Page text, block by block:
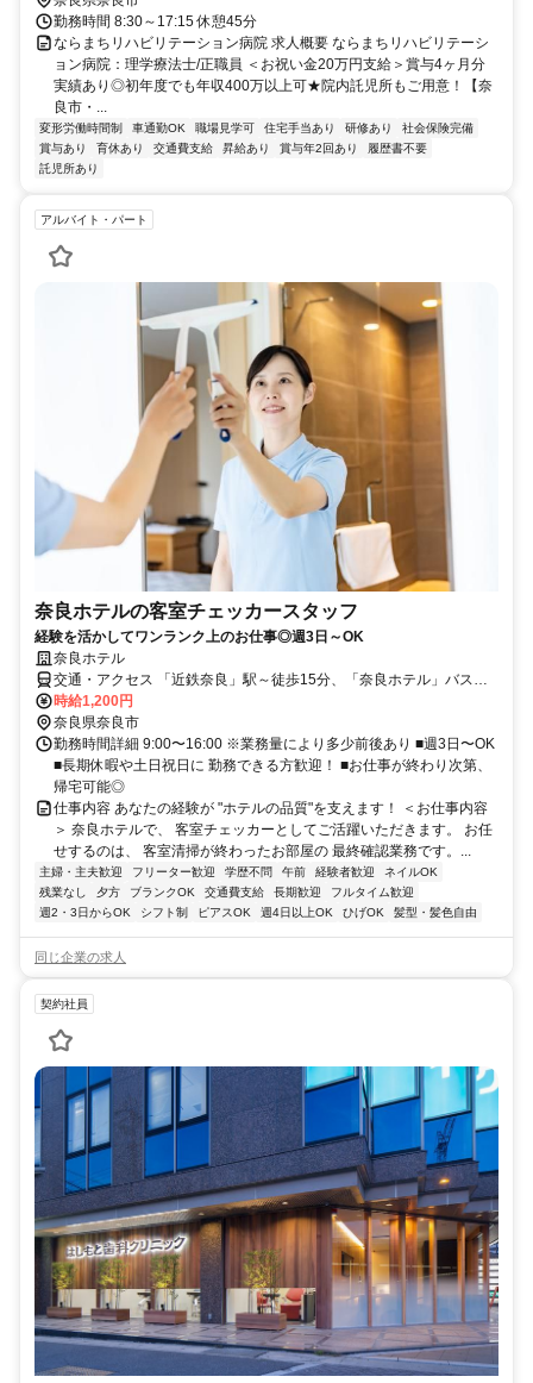
勤務時間 8:30～17:15 休憩45分
ならまちリハビリテーション病院 求人概要 ならまちリハビリテーシ
ョン病院：理学療法士/正職員 ＜お祝い金20万円支給＞賞与4ヶ月分
実績あり◎初年度でも年収400万以上可★院内託児所もご用意！【奈
良市・...
変形労働時間制 車通勤OK 職場見学可 住宅手当あり 研修あり
社会保険完備
賞与あり
育休あり 交通費支給 昇給あり 賞与年2回あり
履歴書不要
託児所あり
アルバイト・パート
奈良ホテルの客室チェッカースタッフ
経験を活かしてワンランク上のお仕事◎週3日～OK
奈良ホテル
交通・アクセス 「近鉄奈良」駅～徒歩15分、「奈良ホテル」バス停
すぐ
時給1,200円
奈良県奈良市
勤務時間詳細 9:00〜16:00 ※業務量により多少前後あり ■週3日〜OK
■長期休暇や土日祝日に 勤務できる方歓迎！ ■お仕事が終わり次第、
帰宅可能◎
仕事内容 あなたの経験が "ホテルの品質"を支えます！ ＜お仕事内容
＞ 奈良ホテルで、 客室チェッカーとしてご活躍いただきます。 お任
せするのは、 客室清掃が終わったお部屋の 最終確認業務です。...
主婦・主夫歓迎 フリーター歓迎 学歴不問 午前 経験者歓迎
ネイルOK
残業なし
夕方 ブランクOK 交通費支給 長期歓迎
フルタイム歓迎
週2・3日からOK
シフト制 ピアスOK 週4日以上OK ひげOK 髪型・髪色自由
同じ企業の求人
契約社員